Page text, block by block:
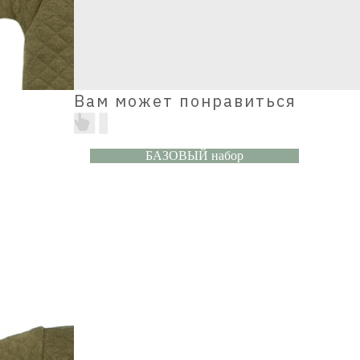
Вам может понравиться
БАЗОВЫЙ набор